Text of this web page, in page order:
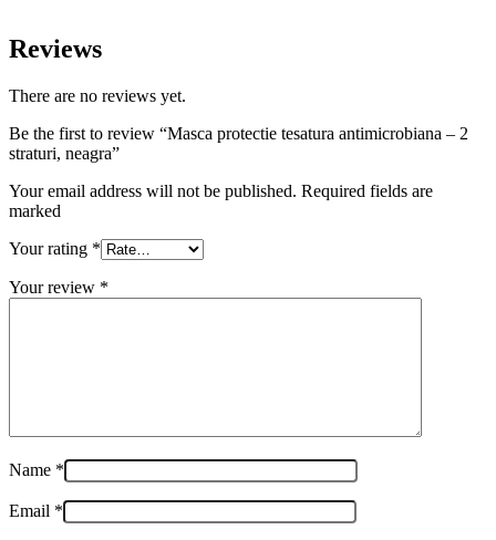
Reviews
There are no reviews yet.
Be the first to review “Masca protectie tesatura antimicrobiana – 2
straturi, neagra”
Your email address will not be published. Required fields are
marked
Your rating *
Your review *
Name *
Email *